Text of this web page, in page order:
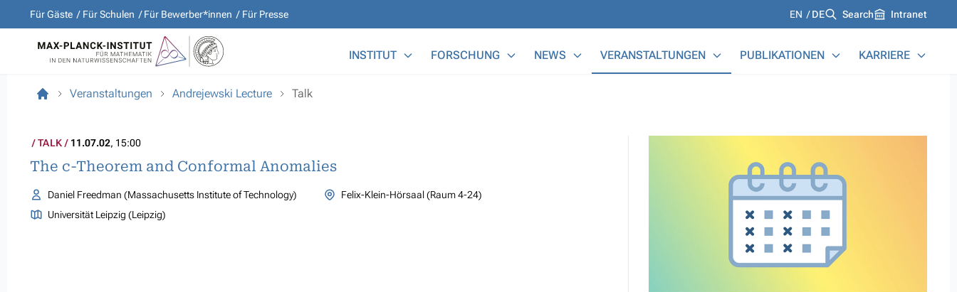
Für Gäste Für Schulen Für Bewerber*innen Für Presse Languages
EN DE Search Intranet
INSTITUT FORSCHUNG NEWS VERANSTALTUNGEN PUBLIKATIONEN KARRIERE
Veranstaltungen Andrejewski Lecture Talk
TALK 11.07.02, 15:00
The c-Theorem and Conformal Anomalies
Daniel Freedman (Massachusetts Institute of Technology)
Felix-Klein-Hörsaal (Raum 4-24)
Universität Leipzig (Leipzig)